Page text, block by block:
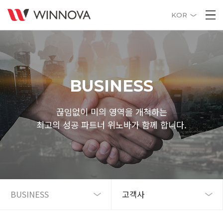
KOR
BUSINESS
끊임없이 미의 영역을 개척하는
최고의 성공 파트너 위노바가 함께 합니다.
BUSINESS 고객사